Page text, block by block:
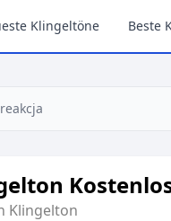
Klingeltöne Beste
Klingelton